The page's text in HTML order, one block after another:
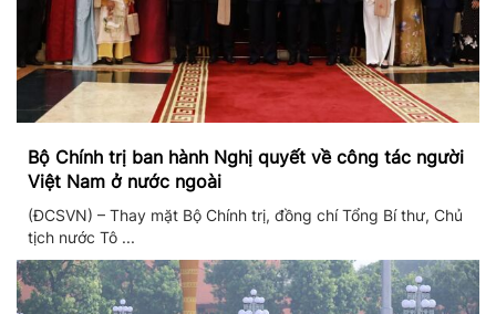
Bộ Chính trị ban hành Nghị quyết về công tác người
Việt Nam ở nước ngoài
(ĐCSVN) – Thay mặt Bộ Chính trị, đồng chí Tổng Bí thư, Chủ
tịch nước Tô ...